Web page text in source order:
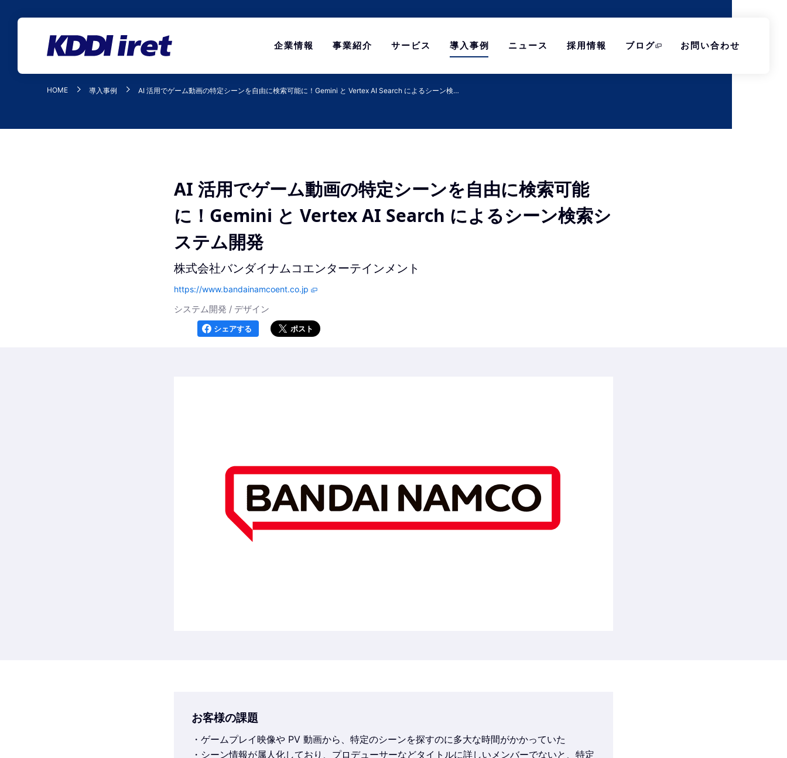
企業情報 事業紹介 サービス 導入事例 ニュース 採用情報 ブログ お問い合わせ
HOME 導入事例 AI 活用でゲーム動画の特定シーンを自由に検索可能に！Gemini と Vertex AI Search によるシーン検…
AI 活用でゲーム動画の特定シーンを自由に検索可能
に！Gemini と Vertex AI Search によるシーン検索シ
ステム開発
株式会社バンダイナムコエンターテインメント
https://www.bandainamcoent.co.jp
システム開発 / デザイン
シェアする ポスト
お客様の課題
ゲームプレイ映像や PV 動画から、特定のシーンを探すのに多大な時間がかかっていた
シーン情報が属人化しており、プロデューサーなどタイトルに詳しいメンバーでないと、特定